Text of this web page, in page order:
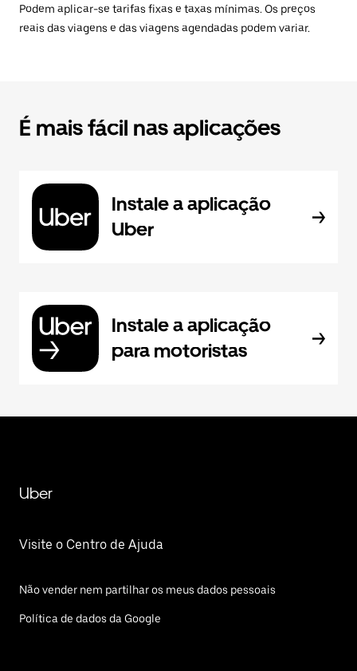
Podem aplicar-se tarifas fixas e taxas mínimas. Os preços
reais das viagens e das viagens agendadas podem variar.
É mais fácil nas aplicações
Instale a aplicação
Uber
Instale a aplicação
para motoristas
Uber
Visite o Centro de Ajuda
Não vender nem partilhar os meus dados pessoais
Política de dados da Google